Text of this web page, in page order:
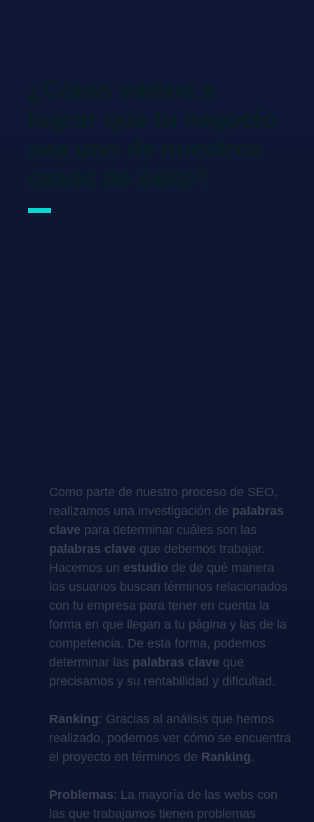
Como parte de nuestro proceso de SEO,
realizamos una investigación de palabras
clave para determinar cuáles son las
palabras clave que debemos trabajar.
Hacemos un estudio de de qué manera
los usuarios buscan términos relacionados
con tu empresa para tener en cuenta la
forma en que llegan a tu página y las de la
competencia. De esta forma, podemos
determinar las palabras clave que
precisamos y su rentabilidad y dificultad.
Ranking: Gracias al análisis que hemos
realizado, podemos ver cómo se encuentra
el proyecto en términos de Ranking.
Problemas: La mayoría de las webs con
las que trabajamos tienen problemas